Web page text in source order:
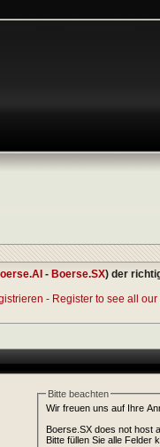
- Boerse.SX) der
- Register to see all our
Bitte beachten
Wir freuen uns auf Ihre
Boerse.SX does not host
Bitte füllen Sie alle Felder